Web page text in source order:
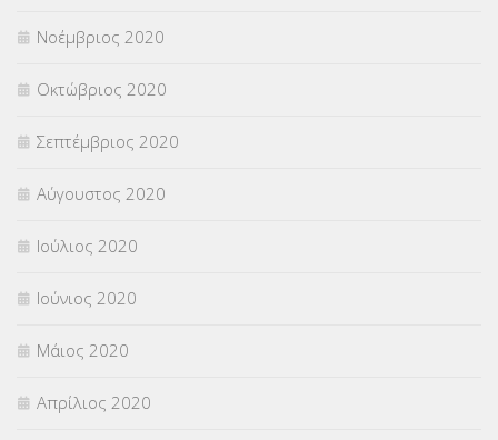
Νοέμβριος 2020
Οκτώβριος 2020
Σεπτέμβριος 2020
Αύγουστος 2020
Ιούλιος 2020
Ιούνιος 2020
Μάιος 2020
Απρίλιος 2020